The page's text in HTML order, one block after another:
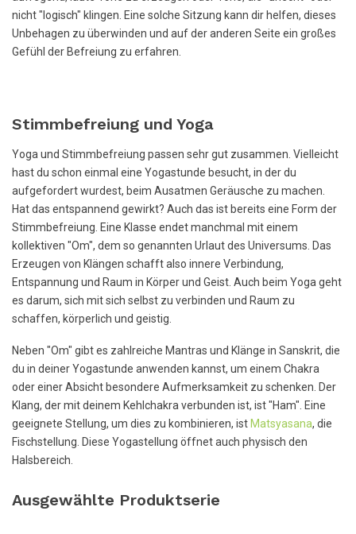
nicht "logisch" klingen. Eine solche Sitzung kann dir helfen, dieses
Unbehagen zu überwinden und auf der anderen Seite ein großes
Gefühl der Befreiung zu erfahren.
Stimmbefreiung und Yoga
Yoga und Stimmbefreiung passen sehr gut zusammen. Vielleicht
hast du schon einmal eine Yogastunde besucht, in der du
aufgefordert wurdest, beim Ausatmen Geräusche zu machen.
Hat das entspannend gewirkt? Auch das ist bereits eine Form der
Stimmbefreiung. Eine Klasse endet manchmal mit einem
kollektiven "Om", dem so genannten Urlaut des Universums. Das
Erzeugen von Klängen schafft also innere Verbindung,
Entspannung und Raum in Körper und Geist. Auch beim Yoga geht
es darum, sich mit sich selbst zu verbinden und Raum zu
schaffen, körperlich und geistig.
Neben "Om" gibt es zahlreiche Mantras und Klänge in Sanskrit, die
du in deiner Yogastunde anwenden kannst, um einem Chakra
oder einer Absicht besondere Aufmerksamkeit zu schenken. Der
Klang, der mit deinem Kehlchakra verbunden ist, ist "Ham". Eine
geeignete Stellung, um dies zu kombinieren, istMatsyasana, die
Fischstellung. Diese Yogastellung öffnet auch physisch den
Halsbereich.
Ausgewählte Produktserie